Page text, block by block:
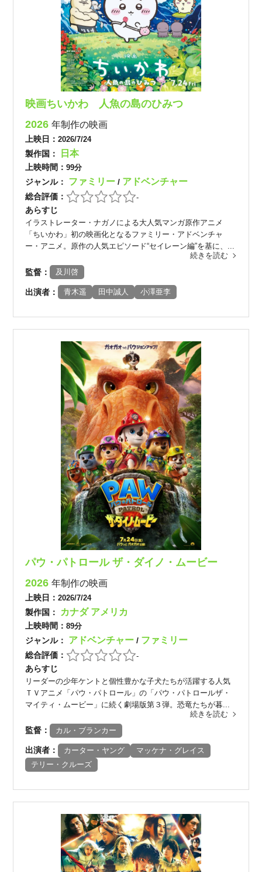
映画ちいかわ 人魚の島のひみつ
2026年制作の映画
上映日：2026/7/24
製作国： 日本
上映時間：99分
ジャンル： ファミリー/ アドベンチャー
総合評価： -
あらすじ
イラストレーター・ナガノによる大人気マンガ原作アニメ
「ちいかわ」初の映画化となるファミリー・アドベンチャ
ー・アニメ。原作の人気エピソード“セイレーン編”を基に、...
続きを読む
監督： 及川啓
出演者： 青木遥 田中誠人 小澤亜李
パウ・パトロール ザ・ダイノ・ムービー
2026年制作の映画
上映日：2026/7/24
製作国： カナダ アメリカ
上映時間：89分
ジャンル： アドベンチャー/ ファミリー
総合評価： -
あらすじ
リーダーの少年ケントと個性豊かな子犬たちが活躍する人気
ＴＶアニメ「パウ・パトロール」の「パウ・パトロールザ・
マイティ・ムービー」に続く劇場版第３弾。恐竜たちが暮...
続きを読む
監督： カル・ブランカー
出演者： カーター・ヤング
マッケナ・グレイス
テリー・クルーズ